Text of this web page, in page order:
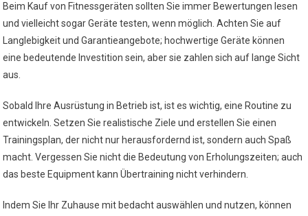
Beim Kauf von Fitnessgeräten sollten Sie immer Bewertungen lesen
und vielleicht sogar Geräte testen, wenn möglich. Achten Sie auf
Langlebigkeit und Garantieangebote; hochwertige Geräte können
eine bedeutende Investition sein, aber sie zahlen sich auf lange Sicht
aus.
Sobald Ihre Ausrüstung in Betrieb ist, ist es wichtig, eine Routine zu
entwickeln. Setzen Sie realistische Ziele und erstellen Sie einen
Trainingsplan, der nicht nur herausfordernd ist, sondern auch Spaß
macht. Vergessen Sie nicht die Bedeutung von Erholungszeiten; auch
das beste Equipment kann Übertraining nicht verhindern.
Indem Sie Ihr Zuhause mit bedacht auswählen und nutzen, können